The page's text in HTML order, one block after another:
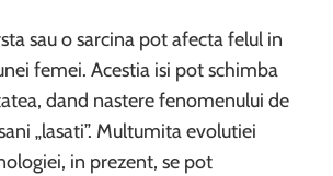
sau o sarcina pot afecta felul in
femei. Acestia isi pot schimba
dand nastere fenomenului de
„lasati”. Multumita evolutiei
in prezent, se pot